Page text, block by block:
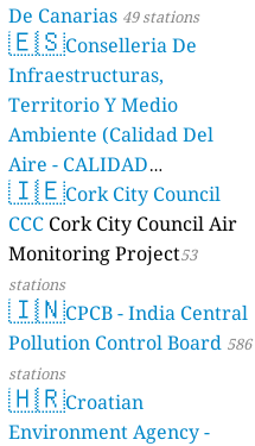
De Canarias 49 stations
🇪🇸Conselleria De
Infraestructuras,
Territorio Y Medio
Ambiente (Calidad Del
Aire - CALIDAD
AMBIENTAL) 23 stations
🇮🇪Cork City Council
CCC Cork City Council Air
Monitoring Project53
stations
🇮🇳CPCB - India Central
Pollution Control Board 586
stations
🇭🇷Croatian
Environment Agency -